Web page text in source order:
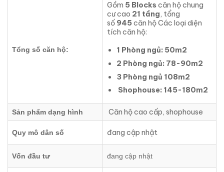
Tổng số căn hộ:
Gồm 5 Blocks căn hộ chung
cư cao 21 tầng, tổng
số 945 căn hộ Các loại diện
tích căn hộ:
1 Phòng ngủ: 50m2
2 Phòng ngủ: 78-90m2
3 Phòng ngủ 108m2
Shophouse: 145-180m2
Sản phẩm dạng hình Căn hộ cao cấp, shophouse
Quy mô dân số đang cập nhật
Vốn đầu tư đang cập nhật